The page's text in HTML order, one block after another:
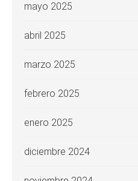
mayo 2025
abril 2025
marzo 2025
febrero 2025
enero 2025
diciembre 2024